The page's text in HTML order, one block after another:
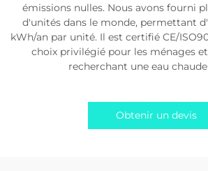
émissions nulles. Nous avons fourni
d'unités dans le monde, permettant
kWh/an par unité. Il est certifié CE/
choix privilégié pour les ménages
recherchant une eau
Obtenir un devis